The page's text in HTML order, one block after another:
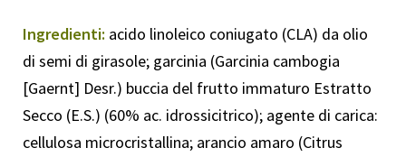
Ingredienti: acido linoleico coniugato (CLA) da olio
di semi di girasole; garcinia (Garcinia cambogia
[Gaernt] Desr.) buccia del frutto immaturo Estratto
Secco (E.S.) (60% ac. idrossicitrico); agente di carica:
cellulosa microcristallina; arancio amaro (Citrus